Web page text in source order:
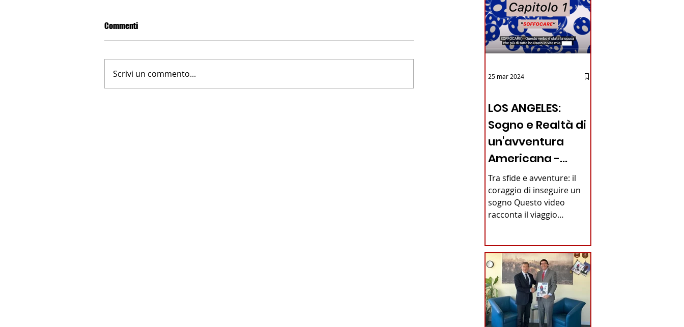
LA NUOVA FARNESINA
Commenti
Scrivi un commento...
LOS ANGELES:
Sogno e Realtà di
un'avventura
Americana -
VIDEO
Tra sfide e avventure: il
coraggio di inseguire un
sogno Questo video
racconta il viaggio
25 mar 2024